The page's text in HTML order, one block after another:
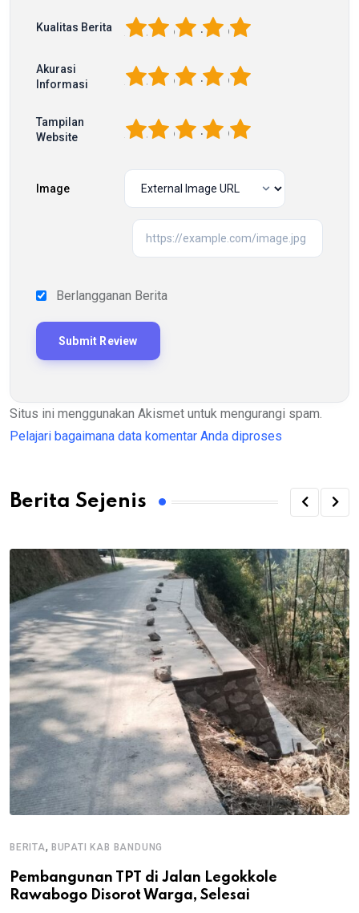
Kualitas Berita 5
4
3
2
Akurasi
Informasi
5
4
3
2
Tampilan
Website
5
4
3
2
Image
Berlangganan Berita
Situs ini menggunakan Akismet untuk mengurangi spam.
Pelajari bagaimana data komentar Anda diproses
Berita Sejenis
BERITA, BUPATI KAB BANDUNG
Pembangunan TPT di Jalan Legokkole
Rawabogo Disorot Warga, Selesai